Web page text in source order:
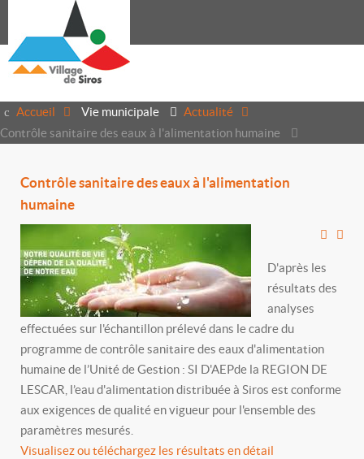
Accueil Vie municipale
Actualité
Contrôle sanitaire des eaux à l'alimentation humaine
Contrôle sanitaire des eaux à l'alimentation
humaine
D'après les
résultats des
analyses
effectuées sur l'échantillon prélevé dans le cadre du
programme de contrôle sanitaire des eaux d'alimentation
humaine de l’Unité de Gestion : SI D'AEPde la REGION DE
LESCAR, l’eau d'alimentation distribuée à Siros est conforme
aux exigences de qualité en vigueur pour l'ensemble des
paramètres mesurés.
Visualisez ou téléchargez les résultats en détail